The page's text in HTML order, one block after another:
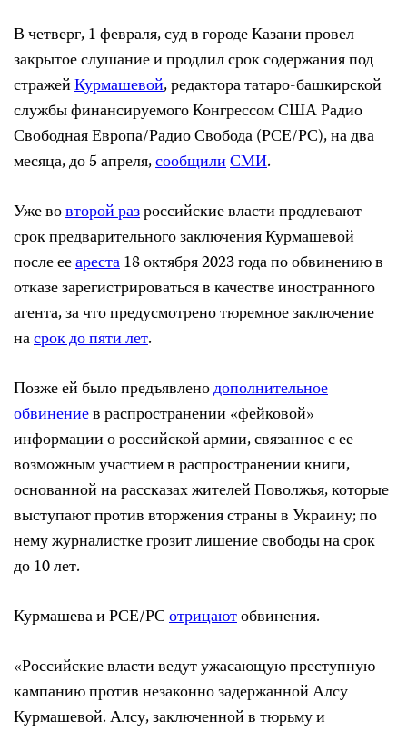
В четверг, 1 февраля, суд в городе Казани провел
закрытое слушание и продлил срок содержания под
стражейКурмашевой, редактора татаро-башкирской
службы финансируемого Конгрессом США Радио
Свободная Европа/Радио Свобода (РСЕ/РС), на два
месяца, до 5 апреля,сообщилиСМИ.
Уже вовторой разроссийские власти продлевают
срок предварительного заключения Курмашевой
после ееареста18 октября 2023 года по обвинению в
отказе зарегистрироваться в качестве иностранного
агента, за что предусмотрено тюремное заключение
насрок до пяти лет.
Позже ей было предъявленодополнительное
обвинениев распространении «фейковой»
информации о российской армии, связанное с ее
возможным участием в распространении книги,
основанной на рассказах жителей Поволжья, которые
выступают против вторжения страны в Украину; по
нему журналистке грозит лишение свободы на срок
до 10 лет.
Курмашева и РСЕ/РСотрицаютобвинения.
«Российские власти ведут ужасающую преступную
кампанию против незаконно задержанной Алсу
Курмашевой. Алсу, заключенной в тюрьму и